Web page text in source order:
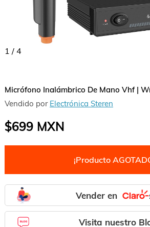
1 / 4
Micrófono Inalámbrico De Mano Vhf |
Vendido por Electrónica Steren
$699MXN
¡Producto
Vender en
Visita nuestro